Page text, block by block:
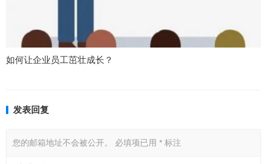
如何让企业员工茁壮成长？
发表回复
您的邮箱地址不会被公开。 必填项已用 * 标注